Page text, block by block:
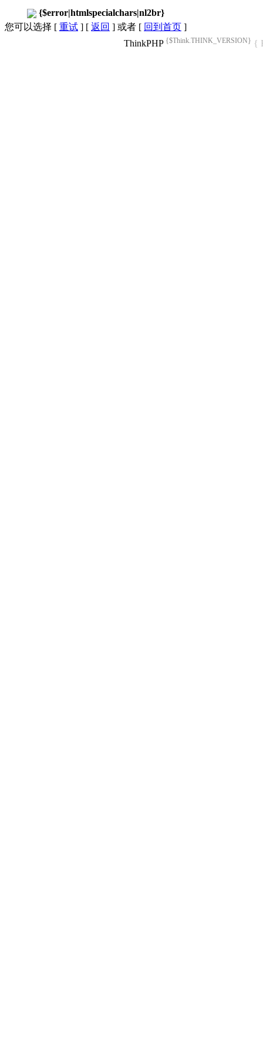
{$error|htmlspecialchars|nl2br}
您可以选择 [ 重试 ] [ 返回 ] 或者 [ 回到首页 ]
ThinkPHP {$Think.THINK_VERSION} {